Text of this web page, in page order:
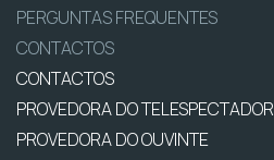
PERGUNTAS FREQUENTES
CONTACTOS
CONTACTOS
PROVEDORA DO TELESPECTADOR
PROVEDORA DO OUVINTE